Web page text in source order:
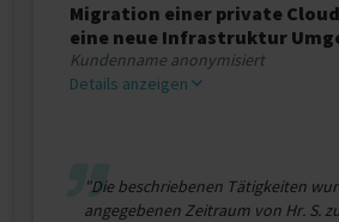
Migration einer private
eine neue Infrastruktur
Kundenname anonymisiert
Details anzeigen
"Die beschriebenen Tätigkeiten
angegebenen Zeitraum von Hr. S.